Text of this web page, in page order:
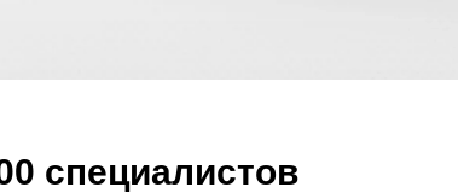
специалистов